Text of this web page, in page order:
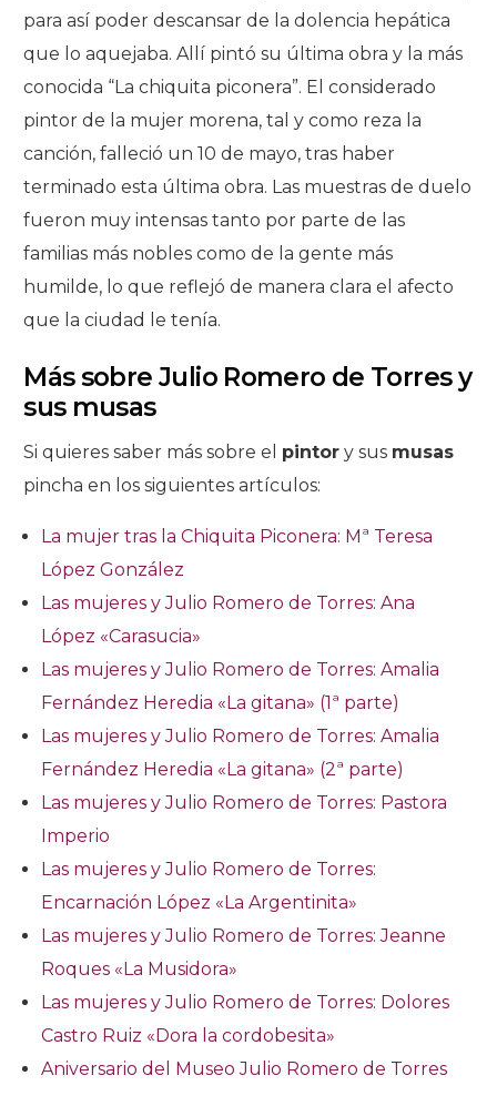
para así poder descansar de la dolencia hepática
que lo aquejaba. Allí pintó su última obra y la más
conocida “La chiquita piconera”. El considerado
pintor de la mujer morena, tal y como reza la
canción, falleció un 10 de mayo, tras haber
terminado esta última obra. Las muestras de duelo
fueron muy intensas tanto por parte de las
familias más nobles como de la gente más
humilde, lo que reflejó de manera clara el afecto
que la ciudad le tenía.
Más sobre Julio Romero de Torres y
sus musas
Si quieres saber más sobre el pintor y sus musas
pincha en los siguientes artículos:
La mujer tras la Chiquita Piconera: Mª Teresa
López González
Las mujeres y Julio Romero de Torres: Ana
López «Carasucia»
Las mujeres y Julio Romero de Torres: Amalia
Fernández Heredia «La gitana» (1ª parte)
Las mujeres y Julio Romero de Torres: Amalia
Fernández Heredia «La gitana» (2ª parte)
Las mujeres y Julio Romero de Torres: Pastora
Imperio
Las mujeres y Julio Romero de Torres:
Encarnación López «La Argentinita»
Las mujeres y Julio Romero de Torres: Jeanne
Roques «La Musidora»
Las mujeres y Julio Romero de Torres: Dolores
Castro Ruiz «Dora la cordobesita»
Aniversario del Museo Julio Romero de Torres